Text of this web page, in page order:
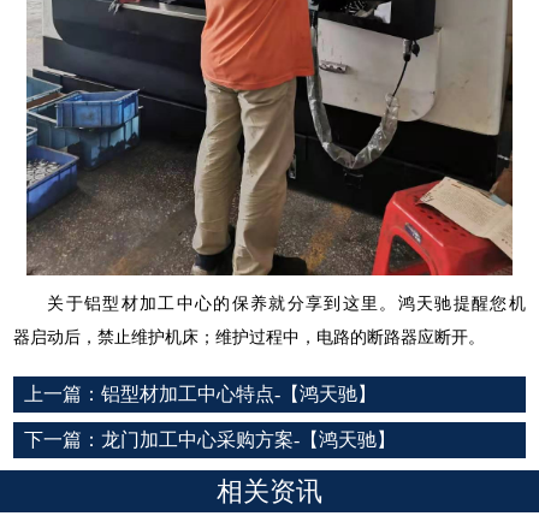
关于铝型材加工中心的保养就分享到这里。鸿天驰提醒您机
器启动后，禁止维护机床；维护过程中，电路的断路器应断开。
上一篇： 铝型材加工中心特点-【鸿天驰】
下一篇： 龙门加工中心采购方案-【鸿天驰】
相关资讯